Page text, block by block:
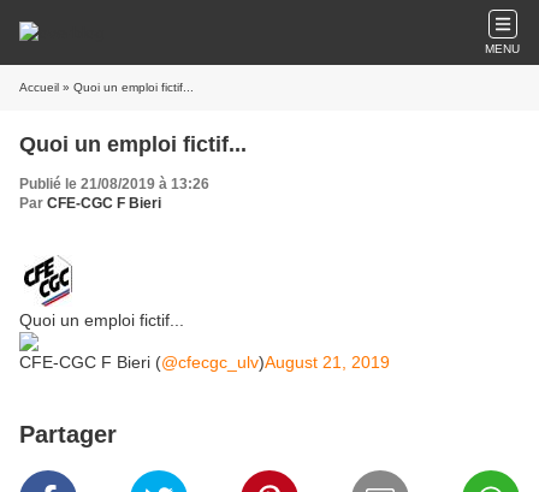
MENU
Accueil » Quoi un emploi fictif...
Quoi un emploi fictif...
Publié le 21/08/2019 à 13:26
Par CFE-CGC F Bieri
Quoi un emploi fictif...
CFE-CGC F Bieri (@cfecgc_ulv)August 21, 2019
Partager